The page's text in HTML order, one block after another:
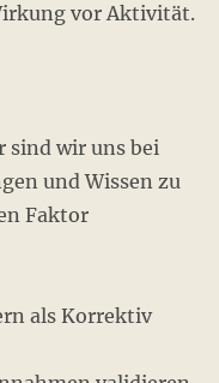
vor Aktivität.
sind wir uns bei
und Wissen zu
Faktor
als Korrektiv